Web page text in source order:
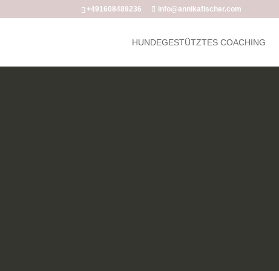
+491608489236 info@annikafischer.com
HUNDEGESTÜTZTES COACHING